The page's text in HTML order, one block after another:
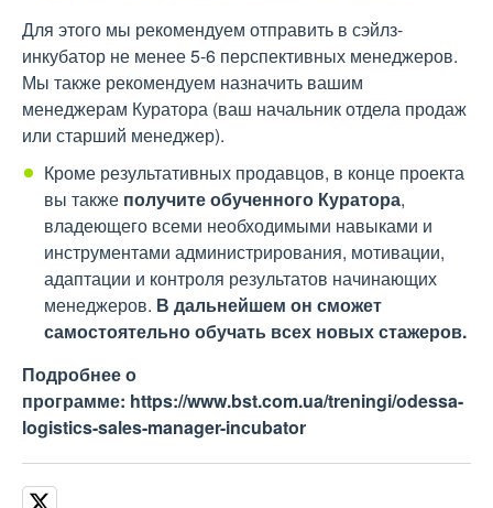
Для этого мы рекомендуем отправить в сэйлз-
инкубатор не менее 5-6 перспективных менеджеров.
Мы также рекомендуем назначить вашим
менеджерам Куратора (ваш начальник отдела продаж
или старший менеджер).
Кроме результативных продавцов, в конце проекта
вы также получите обученного Куратора,
владеющего всеми необходимыми навыками и
инструментами администрирования, мотивации,
адаптации и контроля результатов начинающих
менеджеров. В дальнейшем он сможет
самостоятельно обучать всех новых стажеров.
Подробнее о
программе: https://www.bst.com.ua/treningi/odessa-
logistics-sales-manager-incubator